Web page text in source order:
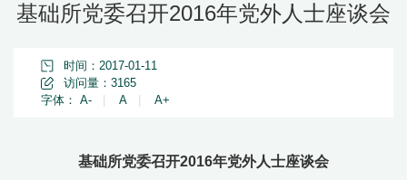
基础所党委召开2016年党外人士座谈会
时间：2017-01-11
访问量： 3165
字体： A- A A+
基础所党委召开2016年党外人士座谈会